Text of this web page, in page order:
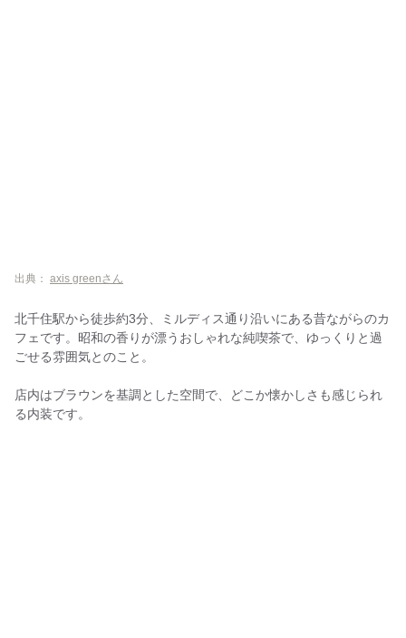
出典： axis greenさん
北千住駅から徒歩約3分、ミルディス通り沿いにある昔ながらのカ
フェです。昭和の香りが漂うおしゃれな純喫茶で、ゆっくりと過
ごせる雰囲気とのこと。
店内はブラウンを基調とした空間で、どこか懐かしさも感じられ
る内装です。